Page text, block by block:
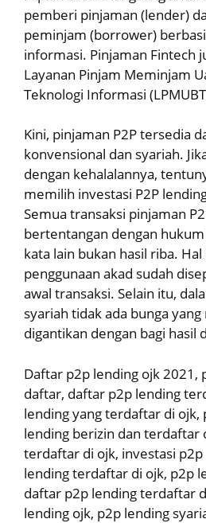
pemberi pinjaman (lender)
peminjam (borrower)
informasi. Pinjaman Fintech
Layanan Pinjam Meminjam
Teknologi Informasi
Kini, pinjaman P2P tersedia
konvensional dan syariah.
dengan kehalalannya,
memilih investasi P2P
Semua transaksi pinjaman
bertentangan dengan
kata lain bukan hasil riba.
penggunaan akad sudah
awal transaksi. Selain itu,
syariah tidak ada bunga
digantikan dengan bagi hasil
Daftar p2p lending ojk 2021,
daftar, daftar p2p lending
lending yang terdaftar di ojk,
lending berizin dan terdaftar
terdaftar di ojk, investasi
lending terdaftar di ojk, p2p
daftar p2p lending terdaftar
lending ojk, p2p lending